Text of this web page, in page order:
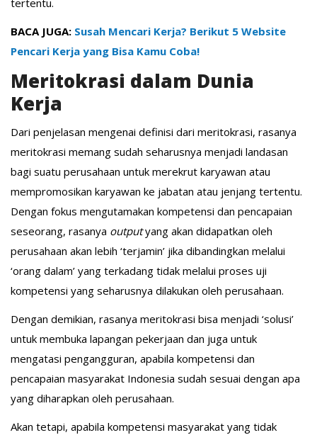
tertentu.
BACA JUGA: Susah Mencari Kerja? Berikut 5 Website
Pencari Kerja yang Bisa Kamu Coba!
Meritokrasi dalam Dunia
Kerja
Dari penjelasan mengenai definisi dari meritokrasi, rasanya
meritokrasi memang sudah seharusnya menjadi landasan
bagi suatu perusahaan untuk merekrut karyawan atau
mempromosikan karyawan ke jabatan atau jenjang tertentu.
Dengan fokus mengutamakan kompetensi dan pencapaian
seseorang, rasanya outputyang akan didapatkan oleh
perusahaan akan lebih ‘terjamin’ jika dibandingkan melalui
‘orang dalam’ yang terkadang tidak melalui proses uji
kompetensi yang seharusnya dilakukan oleh perusahaan.
Dengan demikian, rasanya meritokrasi bisa menjadi ‘solusi’
untuk membuka lapangan pekerjaan dan juga untuk
mengatasi pengangguran, apabila kompetensi dan
pencapaian masyarakat Indonesia sudah sesuai dengan apa
yang diharapkan oleh perusahaan.
Akan tetapi, apabila kompetensi masyarakat yang tidak